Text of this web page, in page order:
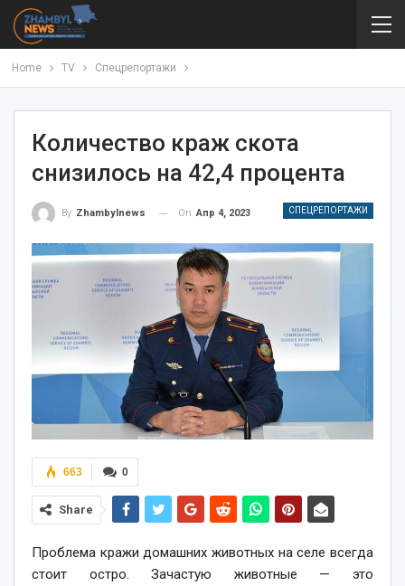
Home TV Спецрепортажи
Количество краж скота
снизилось на 42,4 процента
СПЕЦРЕПОРТАЖИ
By Zhambylnews On Апр 4, 2023
0
663
Share
Проблема кражи домашних животных на селе всегда
стоит остро. Зачастую животные — это